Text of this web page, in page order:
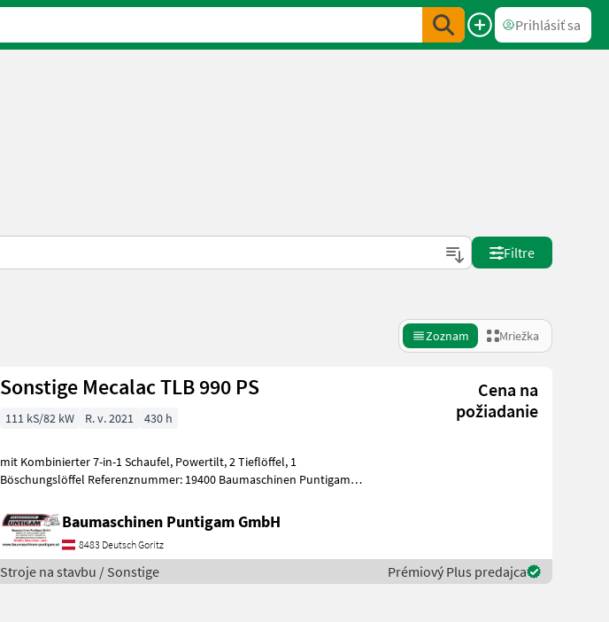
Prihlásiť sa
Filtre
Zoznam Mriežka
Sonstige Mecalac TLB 990 PS
Cena na
požiadanie
111 kS/82 kW R. v. 2021 430 h
mit Kombinierter 7-in-1 Schaufel, Powertilt, 2 Tieflöffel, 1
Böschungslöffel Referenznummer: 19400 Baumaschinen Puntigam
Baumaschinen Puntigam GmbH
8483 Deutsch Goritz
Stroje na stavbu / Sonstige Prémiový Plus predajca